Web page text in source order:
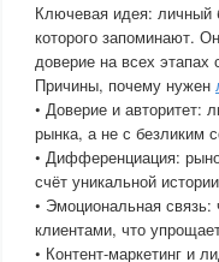
Ключевая идея: личный
которого запоминают.
доверие на всех этапах
Причины, почему нужен
• Доверие и авторитет:
рынка, а не с безликим
• Дифференциация:
счёт уникальной
• Эмоциональная связь:
клиентами, что
• Контент-маркетинг и